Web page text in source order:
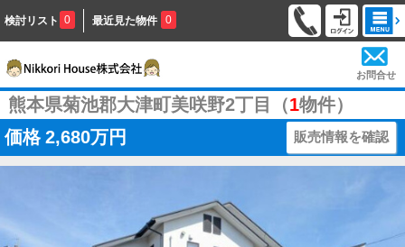
検討リスト 0 最近見た物件 0
お問合せ
熊本県菊池郡大津町美咲野2丁目（1物件）
価格 2,680万円 販売情報を確認